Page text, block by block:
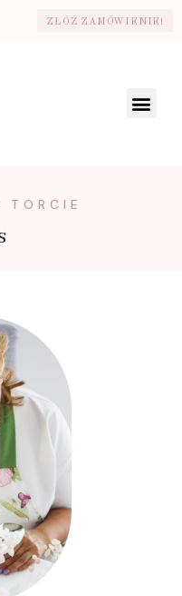
ZŁÓŻ ZAMÓWIENIE!
TORCIE